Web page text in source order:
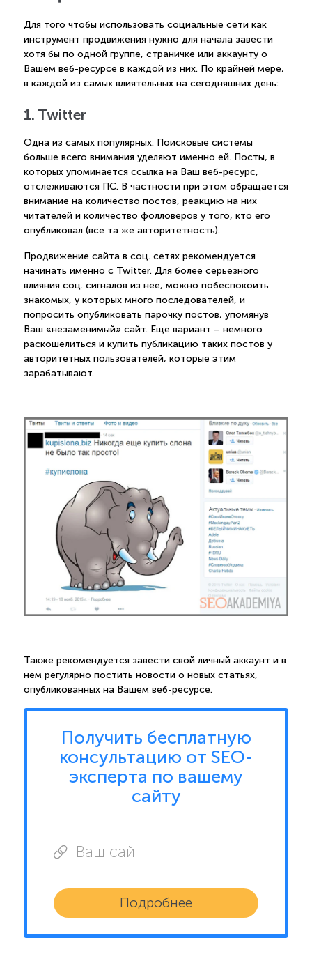
Для того чтобы использовать социальные сети как
инструмент продвижения нужно для начала завести
хотя бы по одной группе, страничке или аккаунту о
Вашем веб-ресурсе в каждой из них. По крайней мере,
в каждой из самых влиятельных на сегодняшних день:
1. Twitter
Одна из самых популярных. Поисковые системы
больше всего внимания уделяют именно ей. Посты, в
которых упоминается ссылка на Ваш веб-ресурс,
отслеживаются ПС. В частности при этом обращается
внимание на количество постов, реакцию на них
читателей и количество фолловеров у того, кто его
опубликовал (все та же авторитетность).
Продвижение сайта в соц. сетях рекомендуется
начинать именно с Twitter. Для более серьезного
влияния соц. сигналов из нее, можно побеспокоить
знакомых, у которых много последователей, и
попросить опубликовать парочку постов, упомянув
Ваш «незаменимый» сайт. Еще вариант – немного
раскошелиться и купить публикацию таких постов у
авторитетных пользователей, которые этим
зарабатывают.
Также рекомендуется завести свой личный аккаунт и в
нем регулярно постить новости о новых статьях,
опубликованных на Вашем веб-ресурсе.
Получить бесплатную
консультацию от SEO-
эксперта по вашему
сайту
Ваш сайт
Подробнее